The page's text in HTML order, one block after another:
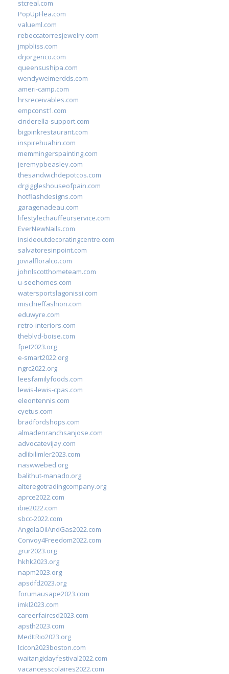
stcreal.com
PopUpFlea.com
valueml.com
rebeccatorresjewelry.com
jmpbliss.com
drjorgerico.com
queensushipa.com
wendyweimerdds.com
ameri-camp.com
hrsreceivables.com
empconst1.com
cinderella-support.com
bigpinkrestaurant.com
inspirehuahin.com
memmingerspainting.com
jeremypbeasley.com
thesandwichdepotcos.com
drgiggleshouseofpain.com
hotflashdesigns.com
garagenadeau.com
lifestylechauffeurservice.com
EverNewNails.com
insideoutdecoratingcentre.com
salvatoresinpoint.com
jovialfloralco.com
johnlscotthometeam.com
u-seehomes.com
watersportslagonissi.com
mischieffashion.com
eduwyre.com
retro-interiors.com
theblvd-boise.com
fpet2023.org
e-smart2022.org
ngrc2022.org
leesfamilyfoods.com
lewis-lewis-cpas.com
eleontennis.com
cyetus.com
bradfordshops.com
almadenranchsanjose.com
advocatevijay.com
adlibilimler2023.com
naswwebed.org
balithut-manado.org
alteregotradingcompany.org
aprce2022.com
ibie2022.com
sbcc-2022.com
AngolaOilAndGas2022.com
Convoy4Freedom2022.com
grur2023.org
hkhk2023.org
napm2023.org
apsdfd2023.org
forumausape2023.com
imkl2023.com
careerfaircsd2023.com
apsth2023.com
MedItRio2023.org
lcicon2023boston.com
waitangidayfestival2022.com
vacancesscolaires2022.com